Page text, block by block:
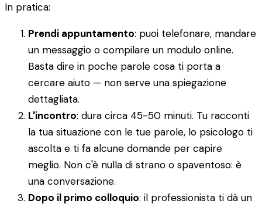
In pratica:
Prendi appuntamento: puoi telefonare, mandare
un messaggio o compilare un modulo online.
Basta dire in poche parole cosa ti porta a
cercare aiuto — non serve una spiegazione
dettagliata.
L'incontro: dura circa 45-50 minuti. Tu racconti
la tua situazione con le tue parole, lo psicologo ti
ascolta e ti fa alcune domande per capire
meglio. Non c'è nulla di strano o spaventoso: è
una conversazione.
Dopo il primo colloquio: il professionista ti dà un